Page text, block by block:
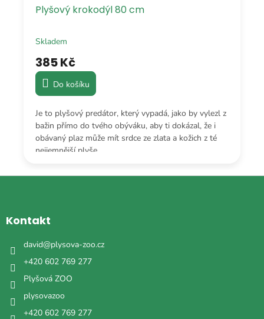
Plyšový krokodýl 80 cm
Skladem
385 Kč
Do košíku
Je to plyšový predátor, který vypadá, jako by vylezl z
bažin přímo do tvého obýváku, aby ti dokázal, že i
obávaný plaz může mít srdce ze zlata a kožich z té
nejjemnější plyše.
Z
aKontakt
david@plysova-zoo.cz
+420 602 769 277
Plyšová ZOO
plysovazoo
+420 602 769 277